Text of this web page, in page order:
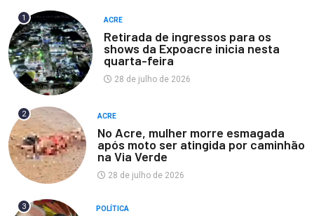
1 ACRE
Retirada de ingressos para os
shows da Expoacre inicia nesta
quarta-feira
28 de julho de 2026
2 ACRE
No Acre, mulher morre esmagada
após moto ser atingida por caminhão
na Via Verde
28 de julho de 2026
3 POLÍTICA